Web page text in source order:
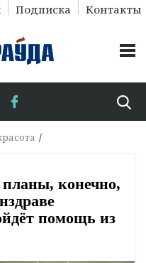
Подписка Контакты
конечно,
помощь из